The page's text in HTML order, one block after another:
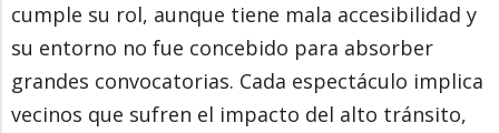
cumple su rol, aunque tiene mala accesibilidad y
su entorno no fue concebido para absorber
grandes convocatorias. Cada espectáculo implica
vecinos que sufren el impacto del alto tránsito,